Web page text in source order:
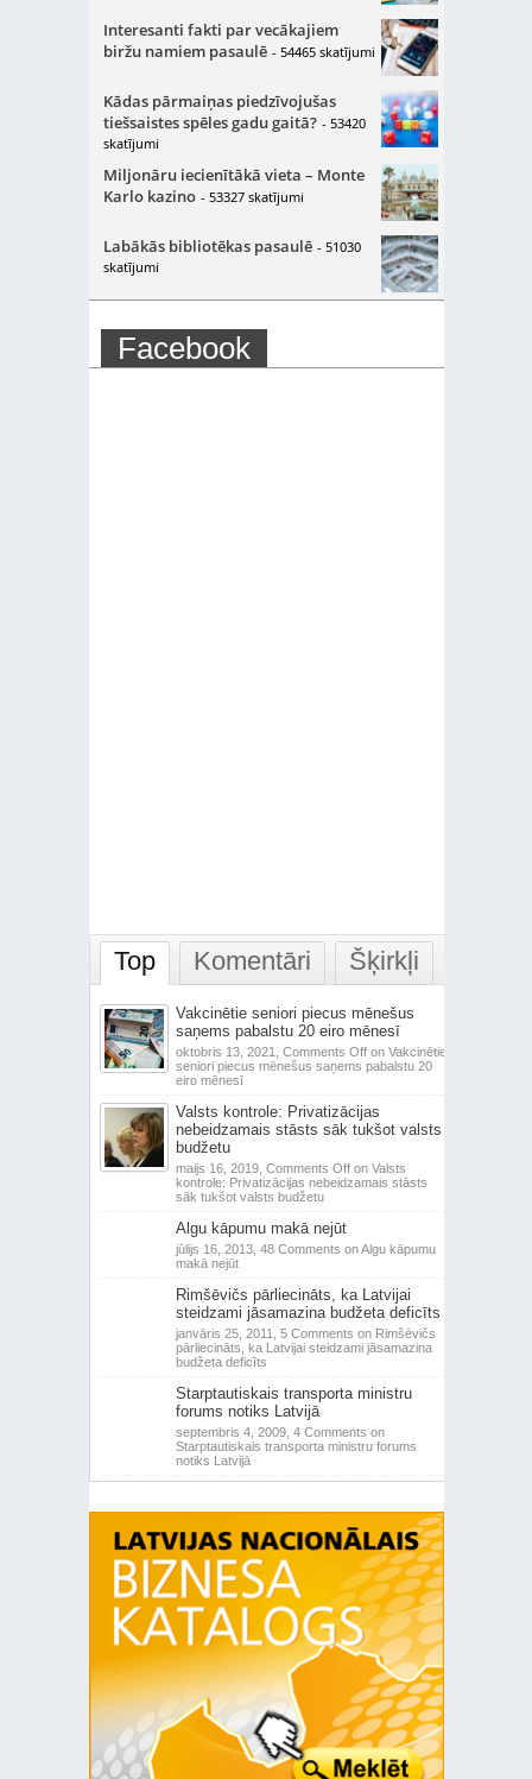
Interesanti fakti par vecākajiem
biržu namiem pasaulē - 54465 skatījumi
Kādas pārmaiņas piedzīvojušas
tiešsaistes spēles gadu gaitā? - 53420
skatījumi
Miljonāru iecienītākā vieta – Monte
Karlo kazino - 53327 skatījumi
Labākās bibliotēkas pasaulē - 51030
skatījumi
Facebook
Top Komentāri Šķirkļi
Vakcinētie seniori piecus mēnešus
saņems pabalstu 20 eiro mēnesī
oktobris 13, 2021, Comments Offon Vakcinētie
seniori piecus mēnešus saņems pabalstu 20
eiro mēnesī
Valsts kontrole: Privatizācijas
nebeidzamais stāsts sāk tukšot valsts
budžetu
maijs 16, 2019, Comments Offon Valsts
kontrole: Privatizācijas nebeidzamais stāsts
sāk tukšot valsts budžetu
Algu kāpumu makā nejūt
jūlijs 16, 2013, 48 Comments on Algu kāpumu
makā nejūt
Rimšēvičs pārliecināts, ka Latvijai
steidzami jāsamazina budžeta deficīts
janvāris 25, 2011, 5 Comments on Rimšēvičs
pārliecināts, ka Latvijai steidzami jāsamazina
budžeta deficīts
Starptautiskais transporta ministru
forums notiks Latvijā
septembris 4, 2009, 4 Comments on
Starptautiskais transporta ministru forums
notiks Latvijā